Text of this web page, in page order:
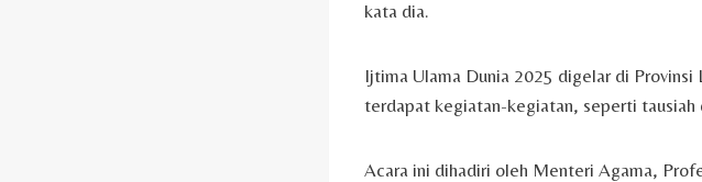
kata dia.
Ijtima Ulama Dunia 2025 digelar di
terdapat kegiatan-kegiatan, seperti tausiah
Acara ini dihadiri oleh Menteri Agama,